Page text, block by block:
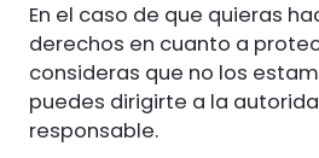
En el caso de que quieras
derechos en cuanto a
consideras que no los
puedes dirigirte a la
responsable.